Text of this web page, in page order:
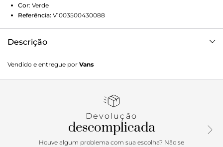
Cor: Verde
Referência: V1003500430088
Descrição
atender a necessidade dos atletas de alto nível: um tênis
versátil que ao mesmo tempo proporcionasse conforto em
um composto de entressola UltraCush atualizado,
de uma confecção de encaixe em forma de meia LuxLiner -
com partes internas sem costura para reduzir o peso, atrito
e pontos quentes. O Tênis Ultrarange Rapidweld Mte Pesto
Vendido e entregue por Vans
Devolução
descomplicada
Houve algum problema com sua escolha? Não se